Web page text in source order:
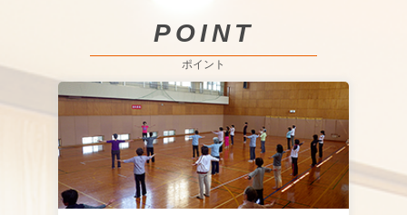
POINT
ポイント